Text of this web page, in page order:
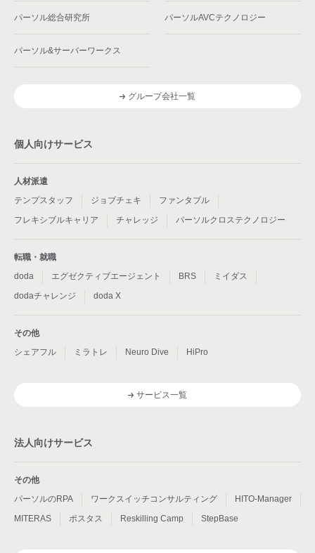
パーソル総合研究所 パーソルAVCテクノロジー
パーソル&サーバーワークス
グループ会社一覧
個人向けサービス
人材派遣
テンプスタッフ
ジョブチェキ
ファンタブル
フレキシブルキャリア
チャレッジ パーソルクロステクノロジー
転職・就職
doda
エグゼクティブエージェント BRS
ミイダス
dodaチャレンジ
doda X
その他
シェアフル
ミラトレ Neuro Dive HiPro
サービス一覧
法人向けサービス
その他
パーソルのRPA
ワークスイッチコンサルティング
HITO-Manager
MITERAS
ポスタス Reskilling Camp StepBase